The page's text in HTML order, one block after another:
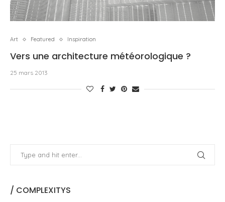
Art Featured Inspiration
Vers une architecture météorologique ?
25 mars 2013
/ COMPLEXITYS